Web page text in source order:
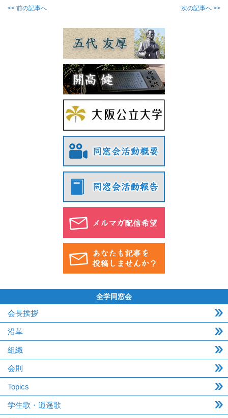
<< 前の記事へ 次の記事へ >>
全学同窓会
会長挨拶
沿革
組織
会則
Topics
学生歌・逍遥歌